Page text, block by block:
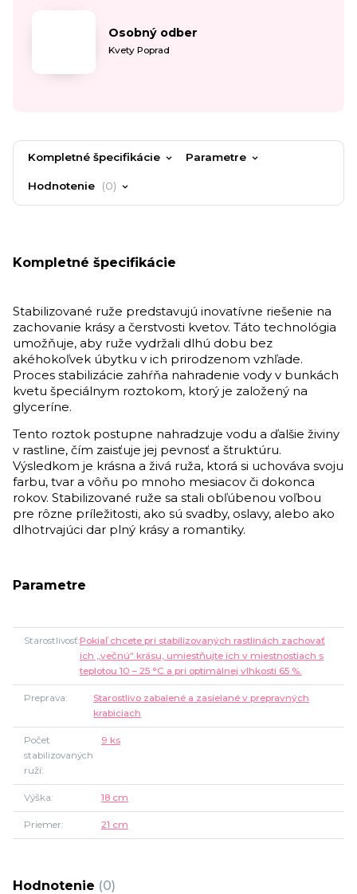
Osobný odber
Kvety Poprad
Kompletné špecifikácie Parametre
Hodnotenie 0
Kompletné špecifikácie
Stabilizované ruže predstavujú inovatívne riešenie na
zachovanie krásy a čerstvosti kvetov. Táto technológia
umožňuje, aby ruže vydržali dlhú dobu bez
akéhokoľvek úbytku v ich prirodzenom vzhľade.
Proces stabilizácie zahŕňa nahradenie vody v bunkách
kvetu špeciálnym roztokom, ktorý je založený na
glyceríne.
Tento roztok postupne nahradzuje vodu a ďalšie živiny
v rastline, čím zaisťuje jej pevnosť a štruktúru.
Výsledkom je krásna a živá ruža, ktorá si uchováva svoju
farbu, tvar a vôňu po mnoho mesiacov či dokonca
rokov. Stabilizované ruže sa stali obľúbenou voľbou
pre rôzne príležitosti, ako sú svadby, oslavy, alebo ako
dlhotrvajúci dar plný krásy a romantiky.
Parametre
StarostlivosťPokiaľ chcete pri stabilizovaných rastlinách zachovať
ich „večnú“ krásu, umiestňujte ich v miestnostiach s
teplotou 10 – 25 °C a pri optimálnej vlhkosti 65 %.
Preprava
Starostlivo zabalené a zasielané v prepravných
krabiciach
Počet
stabilizovaných
ruží
9 ks
Výška 18 cm
Priemer 21 cm
Hodnotenie 0